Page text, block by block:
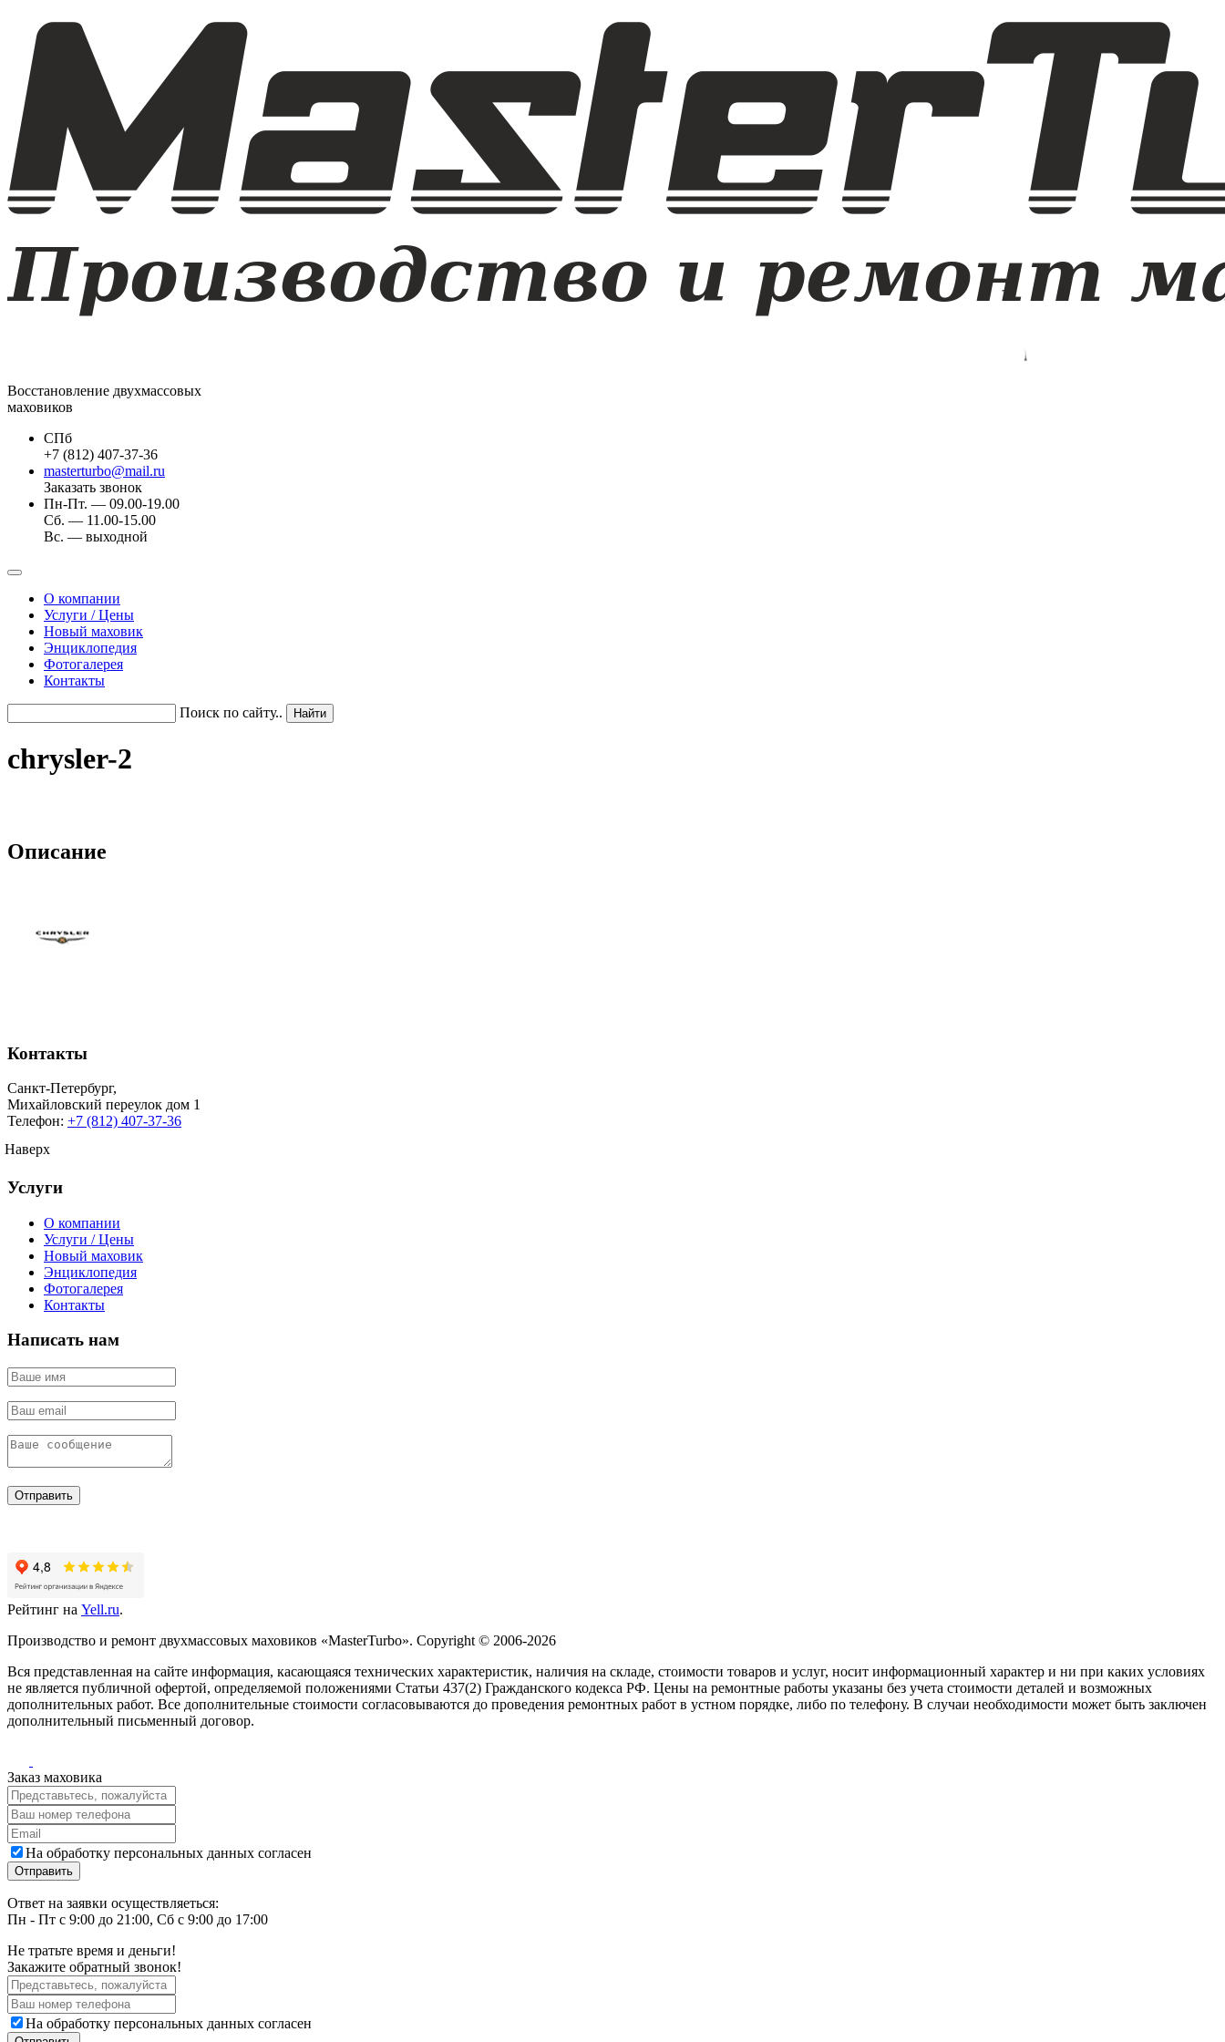
Восстановление двухмассовых
маховиков
СПб
+7 (812) 407-37-36
masterturbo@mail.ru
Заказать звонок
Пн-Пт. — 09.00-19.00
Сб. — 11.00-15.00
Вс. — выходной
О компании
Услуги / Цены
Новый маховик
Энциклопедия
Фотогалерея
Контакты
Поиск по сайту..
chrysler-2
Описание
Контакты
Санкт-Петербург,
Михайловский переулок дом 1
Телефон: +7 (812) 407-37-36
Услуги
О компании
Услуги / Цены
Новый маховик
Энциклопедия
Фотогалерея
Контакты
Написать нам
Отправить
Рейтинг на Yell.ru.
Производство и ремонт двухмассовых маховиков «MasterTurbo». Copyright © 2006-2026
Вся представленная на сайте информация, касающаяся технических характеристик, наличия на складе, стоимости товаров и услуг, носит информационный характер и ни при каких условиях
не является публичной офертой, определяемой положениями Статьи 437(2) Гражданского кодекса РФ. Цены на ремонтные работы указаны без учета стоимости деталей и возможных
дополнительных работ. Все дополнительные стоимости согласовываются до проведения ремонтных работ в устном порядке, либо по телефону. В случаи необходимости может быть заключен
дополнительный письменный договор.
Наверх
Заказ маховика
На обработку персональных данных согласен
Ответ на заявки осуществляеться:
Пн - Пт с 9:00 до 21:00, Сб с 9:00 до 17:00
Не тратьте время и деньги!
Закажите обратный звонок!
На обработку персональных данных согласен